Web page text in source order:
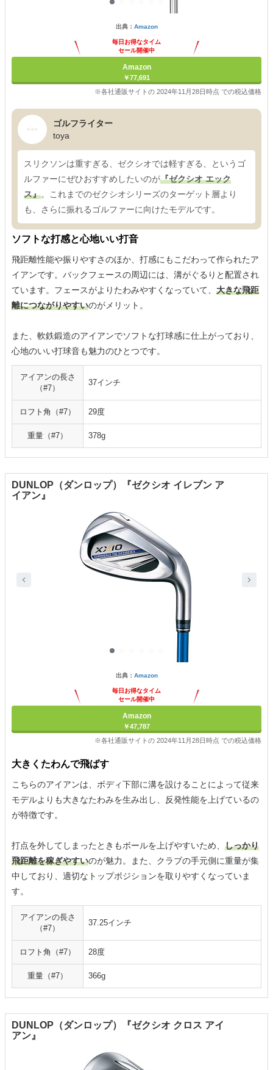
出典： Amazon
毎日お得なタイム
セール開催中
Amazon
￥77,691
※各社通販サイトの 2024年11月28日時点 での税込価格
ゴルフライター
toya
スリクソンは重すぎる、ゼクシオでは軽すぎる、というゴ
ルファーにぜひおすすめしたいのが『ゼクシオ エック
ス』。これまでのゼクシオシリーズのターゲット層より
も、さらに振れるゴルファーに向けたモデルです。
ソフトな打感と心地いい打音
飛距離性能や振りやすさのほか、打感にもこだわって作られたア
イアンです。バックフェースの周辺には、溝がぐるりと配置され
ています。フェースがよりたわみやすくなっていて、 大きな飛距
離につながりやすいのがメリット。
また、軟鉄鍛造のアイアンでソフトな打球感に仕上がっており、
心地のいい打球音も魅力のひとつです。
アイアンの長さ
（#7）
37インチ
ロフト角（#7） 29度
重量（#7） 378g
DUNLOP（ダンロップ）『ゼクシオ イレブン ア
イアン』
出典： Amazon
毎日お得なタイム
セール開催中
Amazon
￥47,787
※各社通販サイトの 2024年11月28日時点 での税込価格
大きくたわんで飛ばす
こちらのアイアンは、ボディ下部に溝を設けることによって従来
モデルよりも大きなたわみを生み出し、反発性能を上げているの
が特徴です。
打点を外してしまったときもボールを上げやすいため、 しっかり
飛距離を稼ぎやすいのが魅力。また、クラブの手元側に重量が集
中しており、適切なトップポジションを取りやすくなっていま
す。
アイアンの長さ
（#7）
37.25インチ
ロフト角（#7） 28度
重量（#7） 366g
DUNLOP（ダンロップ）『ゼクシオ クロス アイ
アン』